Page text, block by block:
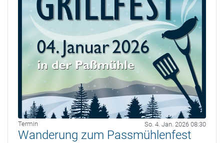
Termin So. 4. Jan. 2026 08:30
Wanderung zum Passmühlenfest